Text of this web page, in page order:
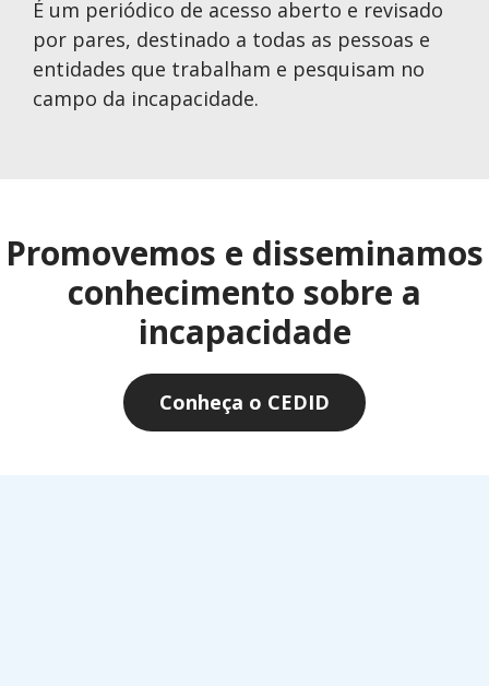
É um periódico de acesso aberto e revisado
por pares, destinado a todas as pessoas e
entidades que trabalham e pesquisam no
campo da incapacidade.
Promovemos e disseminamos
conhecimento sobre a
incapacidade
Conheça o CEDID